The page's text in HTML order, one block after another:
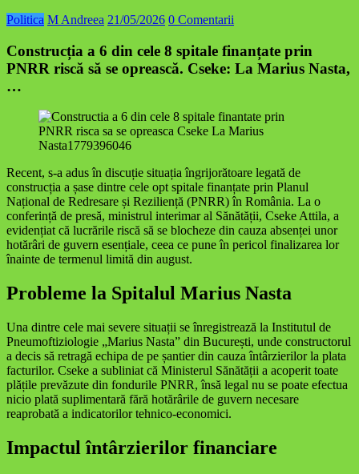
Politica M Andreea 21/05/2026 0 Comentarii
Construcția a 6 din cele 8 spitale finanțate prin
PNRR riscă să se oprească. Cseke: La Marius Nasta,
…
Recent, s-a adus în discuție situația îngrijorătoare legată de
construcția a șase dintre cele opt spitale finanțate prin Planul
Național de Redresare și Reziliență (PNRR) în România. La o
conferință de presă, ministrul interimar al Sănătății, Cseke Attila, a
evidențiat că lucrările riscă să se blocheze din cauza absenței unor
hotărâri de guvern esențiale, ceea ce pune în pericol finalizarea lor
înainte de termenul limită din august.
Probleme la Spitalul Marius Nasta
Una dintre cele mai severe situații se înregistrează la Institutul de
Pneumoftiziologie „Marius Nasta” din București, unde constructorul
a decis să retragă echipa de pe șantier din cauza întârzierilor la plata
facturilor. Cseke a subliniat că Ministerul Sănătății a acoperit toate
plățile prevăzute din fondurile PNRR, însă legal nu se poate efectua
nicio plată suplimentară fără hotărârile de guvern necesare
reaprobată a indicatorilor tehnico-economici.
Impactul întârzierilor financiare